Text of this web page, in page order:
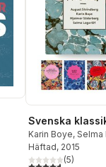
antal röster:
Svenska
Karin Boye, Selma
August Strindberg
Söderberg
Häftad, 2015
4,6utav 5 stjärnor.
(5)